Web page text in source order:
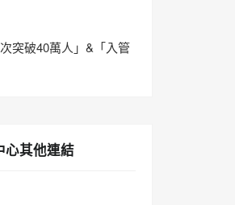
突破40萬人」&「入管
心其他連結